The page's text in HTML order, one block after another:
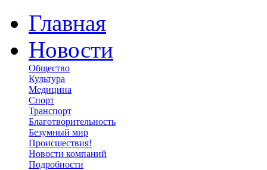
Главная
Новости
Общество
Культура
Медицина
Спорт
Транспорт
Благотворительность
Безумный мир
Происшествия!
Новости компаний
Подробности